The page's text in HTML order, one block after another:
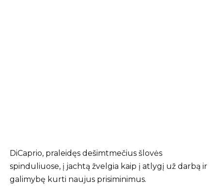
DiCaprio, praleidęs dešimtmečius šlovės
spinduliuose, į jachtą žvelgia kaip į atlygį už darbą ir
galimybę kurti naujus prisiminimus.